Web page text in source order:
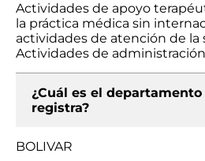
Actividades de apoyo
la práctica médica sin
actividades de atención de la
Actividades de
¿Cuál es el
registra?
BOLIVAR